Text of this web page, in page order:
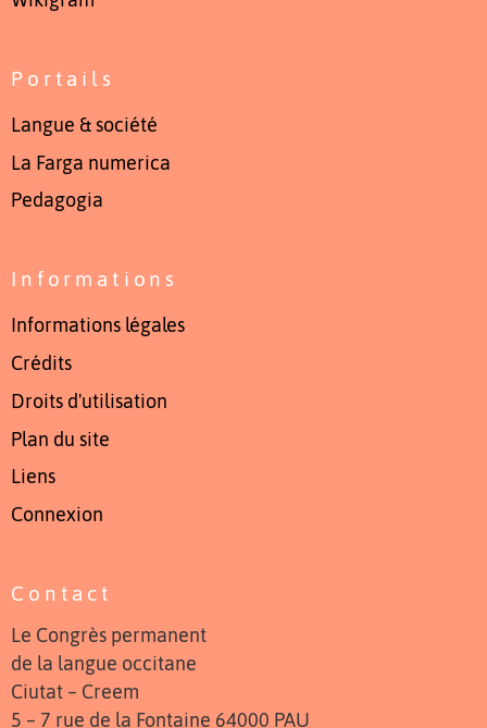
Portails
Langue & société
La Farga numerica
Pedagogia
Informations
Informations légales
Crédits
Droits d'utilisation
Plan du site
Liens
Connexion
Contact
Le Congrès permanent
de la langue occitane
Ciutat – Creem
5 – 7 rue de la Fontaine 64000 PAU